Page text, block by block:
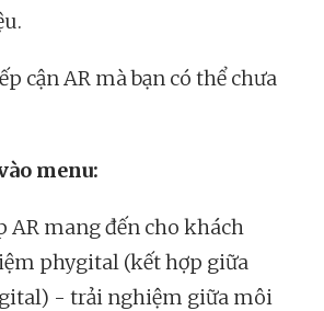
cận AR mà bạn có thể chưa
menu:
AR mang đến cho khách
phygital (kết hợp giữa
- trải nghiệm giữa môi